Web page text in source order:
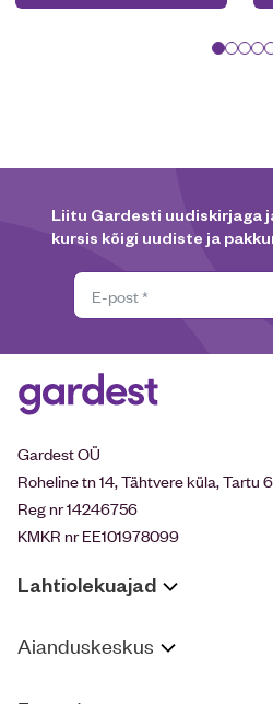
Liitu Gardesti uudiskirjaga
kursis kõigi uudiste ja
Gardest OÜ
Roheline tn 14, Tähtvere küla, Tartu
Reg nr 14246756
KMKR nr EE101978099
Lahtiolekuajad
Aianduskeskus